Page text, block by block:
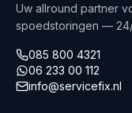
Uw allround partner
spoedstoringen —
085 800 4321
06 233 00 112
info@servicefix.nl